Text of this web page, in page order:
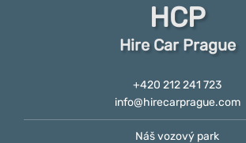
HCP
Hire Car Prague
+420 212 241 723
info@hirecarprague.com
Náš vozový park